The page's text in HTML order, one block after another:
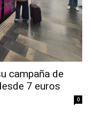
campaña de
7 euros
0